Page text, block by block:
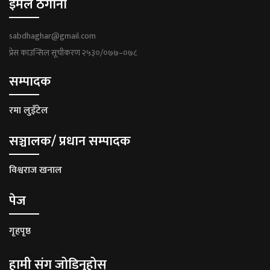
ईमेल ठेगाना
sabdhaghar@gmail.com
प्रेस काउन्सिल सूचीकरण २५३०/०७७–०७८
सम्पादक
रमा लुइँटेल
सञ्चालक/ प्रधान सम्पादक
विश्वराज खनाल
पेज
गृहपृष्ठ
हामी संग जोडिनुहोस्